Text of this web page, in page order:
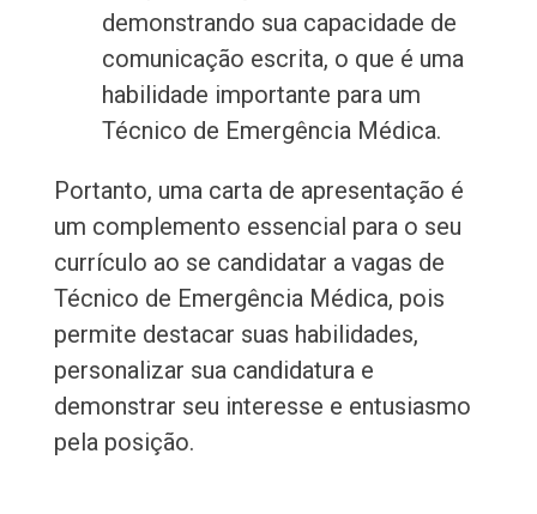
demonstrando sua capacidade de
comunicação escrita, o que é uma
habilidade importante para um
Técnico de Emergência Médica.
Portanto, uma carta de apresentação é
um complemento essencial para o seu
currículo ao se candidatar a vagas de
Técnico de Emergência Médica, pois
permite destacar suas habilidades,
personalizar sua candidatura e
demonstrar seu interesse e entusiasmo
pela posição.